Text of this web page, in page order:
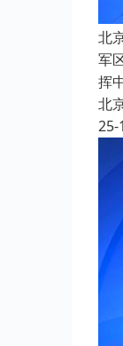
北
军
挥
北
25-